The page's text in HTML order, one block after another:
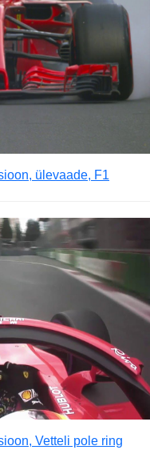
ülevaade, F1
Vetteli pole ring